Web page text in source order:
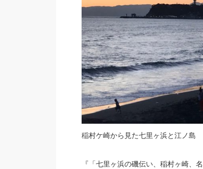
稲村ケ崎から見た七里ヶ浜と江ノ島
『「七里ヶ浜の磯伝い、稲村ヶ崎